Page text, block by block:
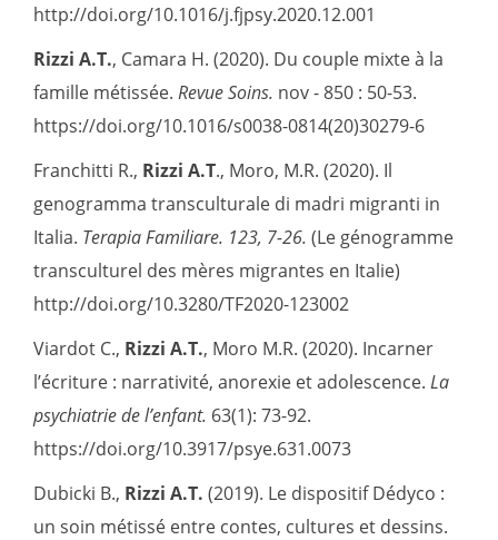
http://doi.org/10.1016/j.fjpsy.2020.12.001
Rizzi A.T., Camara H. (2020). Du couple mixte à la
famille métissée. Revue Soins. nov - 850 : 50-53.
https://doi.org/10.1016/s0038-0814(20)30279-6
Franchitti R., Rizzi A.T., Moro, M.R. (2020). Il
genogramma transculturale di madri migranti in
Italia. Terapia Familiare. 123, 7-26. (Le génogramme
transculturel des mères migrantes en Italie)
http://doi.org/10.3280/TF2020-123002
Viardot C., Rizzi A.T., Moro M.R. (2020). Incarner
l’écriture : narrativité, anorexie et adolescence. La
psychiatrie de l’enfant. 63(1): 73-92.
https://doi.org/10.3917/psye.631.0073
Dubicki B., Rizzi A.T. (2019). Le dispositif Dédyco :
un soin métissé entre contes, cultures et dessins.